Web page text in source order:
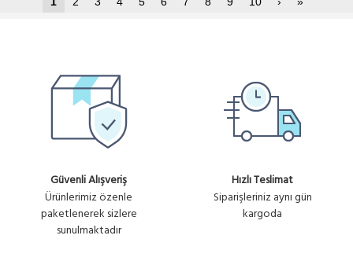
Güvenli Alışveriş
Ürünlerimiz özenle
paketlenerek sizlere
sunulmaktadır
Hızlı Teslimat
Siparişleriniz aynı gün
kargoda